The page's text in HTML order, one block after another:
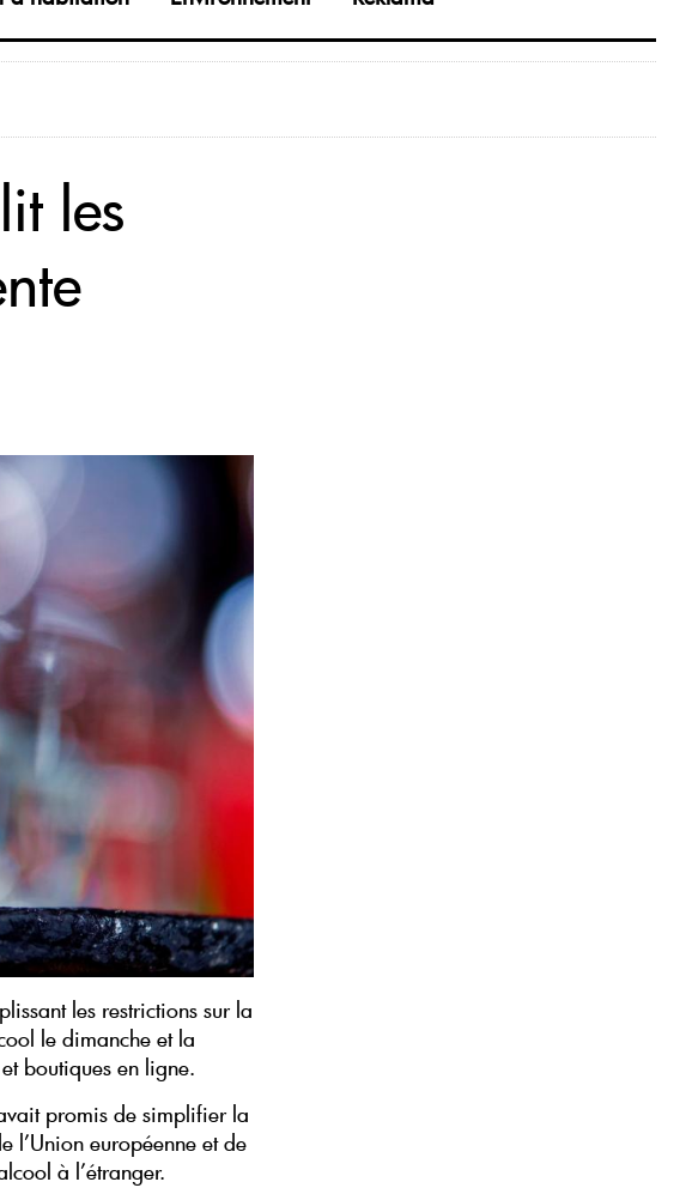
les
les restrictions sur la
le dimanche et la
boutiques en ligne.
promis de simplifier la
l’Union européenne et de
à l’étranger.